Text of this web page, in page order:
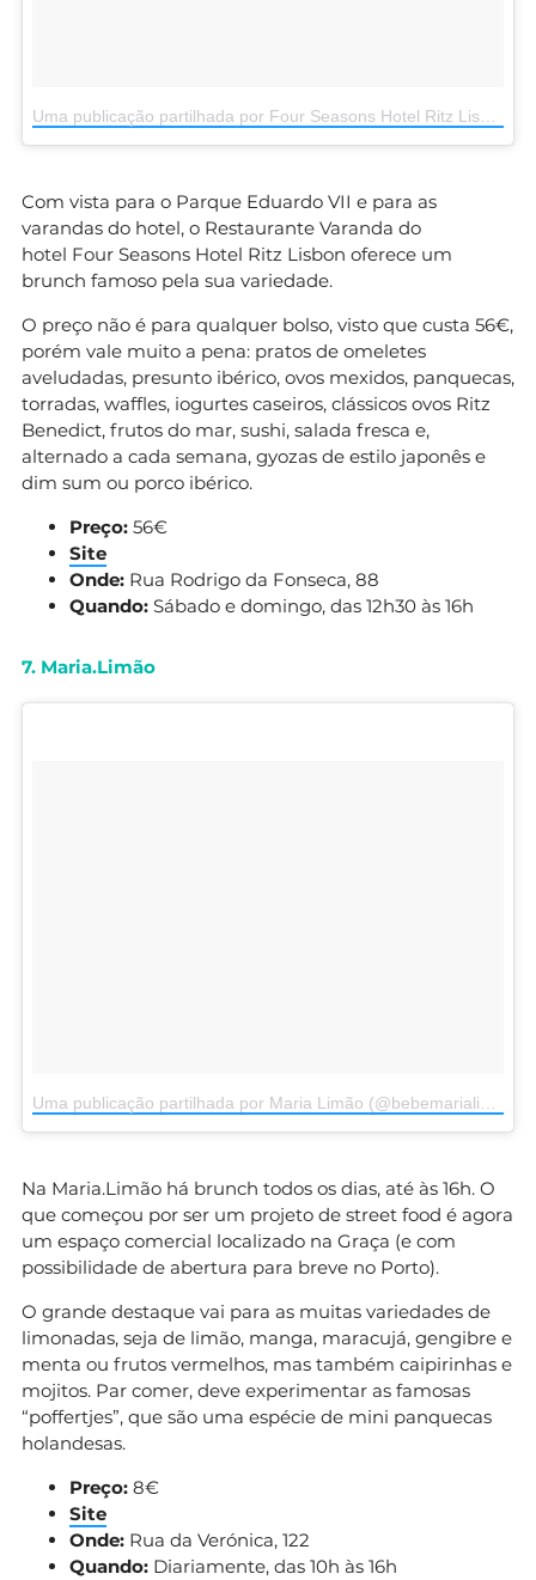
Uma publicação partilhada por Four Seasons Hotel Ritz Lisbon (@fslisbon)
Com vista para o Parque Eduardo VII e para as
varandas do hotel, o Restaurante Varanda do
hotel Four Seasons Hotel Ritz Lisbon oferece um
brunch famoso pela sua variedade.
O preço não é para qualquer bolso, visto que custa 56€,
porém vale muito a pena: pratos de omeletes
aveludadas, presunto ibérico, ovos mexidos, panquecas,
torradas, waffles, iogurtes caseiros, clássicos ovos Ritz
Benedict, frutos do mar, sushi, salada fresca e,
alternado a cada semana, gyozas de estilo japonês e
dim sum ou porco ibérico.
Preço: 56€
Site
Onde: Rua Rodrigo da Fonseca, 88
Quando: Sábado e domingo, das 12h30 às 16h
7. Maria.Limão
Na Maria.Limão há brunch todos os dias, até às 16h. O
que começou por ser um projeto de street food é agora
um espaço comercial localizado na Graça (e com
possibilidade de abertura para breve no Porto).
O grande destaque vai para as muitas variedades de
limonadas, seja de limão, manga, maracujá, gengibre e
menta ou frutos vermelhos, mas também caipirinhas e
mojitos. Par comer, deve experimentar as famosas
“poffertjes”, que são uma espécie de mini panquecas
holandesas.
Preço: 8€
Site
Onde: Rua da Verónica, 122
Quando: Diariamente, das 10h às 16h